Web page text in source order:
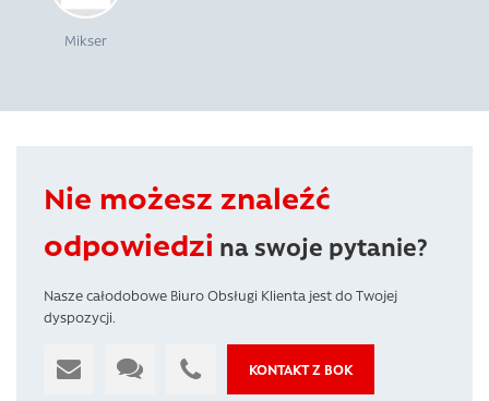
Mikser
Nie możesz znaleźć
odpowiedzi na swoje pytanie?
Nasze całodobowe Biuro Obsługi Klienta jest do Twojej
dyspozycji.
KONTAKT Z BOK